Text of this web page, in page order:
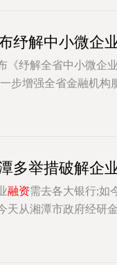
纾解中小微企
《纾解全省中小微企
步增强全省金融机构
多举措破解企
融资需去各大银行;如
天从湘潭市政府经研